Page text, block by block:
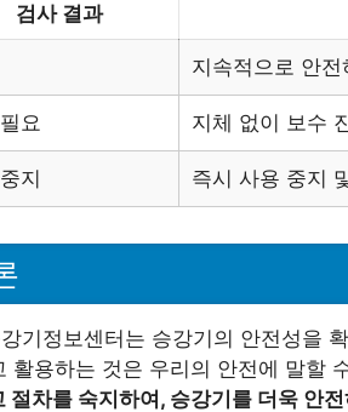
검사 결과
지속적으로 안
요 지체 없이 보수
지 즉시 사용 중지
기정보센터는 승강기의 안전성을
활용하는 것은 우리의 안전에 말할
절차를 숙지하여, 승강기를 더욱 안